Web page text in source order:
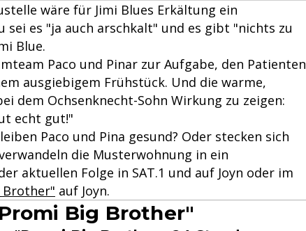
wäre für Jimi Blues Erkältung ein
sei es "ja auch arschkalt" und es gibt "nichts zu
Blue.
Paco und Pinar zur Aufgabe, den Patienten
ausgiebigem Frühstück. Und die warme,
dem Ochsenknecht-Sohn Wirkung zu zeigen:
echt gut!"
Paco und Pina gesund? Oder stecken sich
die Musterwohnung in ein
aktuellen Folge in SAT.1 und auf Joyn oder im
Brother" auf Joyn.
Big Brother"